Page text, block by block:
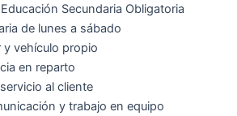
Secundaria Obligatoria
de lunes a sábado
y vehículo propio
en reparto
al cliente
y trabajo en equipo